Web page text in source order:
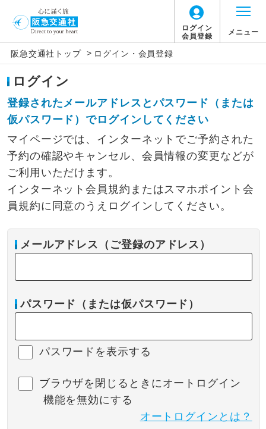
ログイン
会員登録
メニュー
阪急交通社トップ > ログイン・会員登録
ログイン
登録されたメールアドレスとパスワード（または
仮パスワード）でログインしてください
マイページでは、インターネットでご予約された
予約の確認やキャンセル、会員情報の変更などが
ご利用いただけます。
インターネット会員規約またはスマホポイント会
員規約に同意のうえログインしてください。
メールアドレス（ご登録のアドレス）
パスワード（または仮パスワード）
パスワードを表示する
ブラウザを閉じるときにオートログイン
機能を無効にする
オートログインとは？